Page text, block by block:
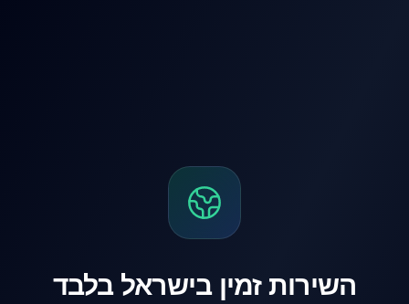
השירות זמין בישראל בלבד